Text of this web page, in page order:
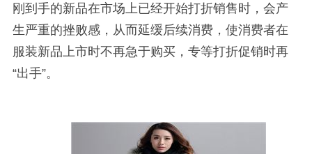
刚到手的新品在市场上已经开始打折销售时，会产
生严重的挫败感，从而延缓后续消费，使消费者在
服装新品上市时不再急于购买，专等打折促销时再
“出手”。